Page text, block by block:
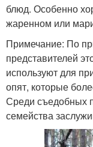
блюд. Особенно
жаренном или
Примечание: По
представителей
используют для
опят, которые
Среди съедобных
семейства